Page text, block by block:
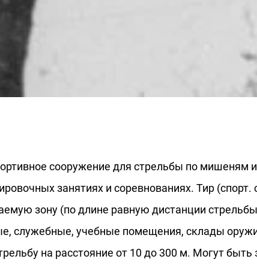
сооружение для стрельбы по мишеням
занятиях и соревнованиях. Тир (спорт.
зону (по длине равную дистанции
служебные, учебные помещения, склады
на расстояние от 10 до 300 м. Могут быть